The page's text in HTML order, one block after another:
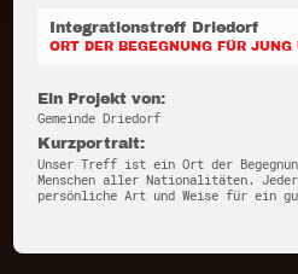
Integrationstreff Driedorf
ORT DER BEGEGNUNG FÜR JUNG
Ein Projekt von:
Gemeinde Driedorf
Kurzportrait:
Unser Treff ist ein Ort der
Menschen aller Nationalitäten.
persönliche Art und Weise für ein